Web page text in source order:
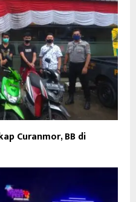
Curanmor, BB di